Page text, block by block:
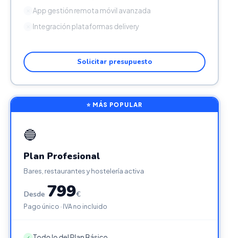
App gestión remota móvil avanzada
Integración plataformas delivery
Solicitar presupuesto
⭐ MÁS POPULAR
🔵
Plan Profesional
Bares, restaurantes y hostelería activa
Desde 799€
Pago único · IVA no incluido